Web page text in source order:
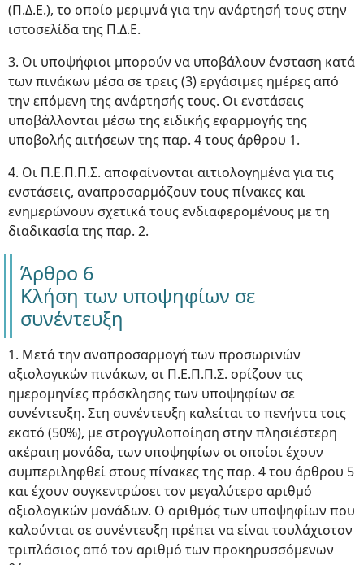
(Π.Δ.Ε.), το οποίο μεριμνά για την ανάρτησή τους στην
ιστοσελίδα της Π.Δ.Ε.
3. Οι υποψήφιοι μπορούν να υποβάλουν ένσταση κατά
των πινάκων μέσα σε τρεις (3) εργάσιμες ημέρες από
την επόμενη της ανάρτησής τους. Οι ενστάσεις
υποβάλλονται μέσω της ειδικής εφαρμογής της
υποβολής αιτήσεων της παρ. 4 τους άρθρου 1.
4. Οι Π.Ε.Π.Π.Σ. αποφαίνονται αιτιολογημένα για τις
ενστάσεις, αναπροσαρμόζουν τους πίνακες και
ενημερώνουν σχετικά τους ενδιαφερομένους με τη
διαδικασία της παρ. 2.
Άρθρο 6
Κλήση των υποψηφίων σε
συνέντευξη
1. Μετά την αναπροσαρμογή των προσωρινών
αξιολογικών πινάκων, οι Π.Ε.Π.Π.Σ. ορίζουν τις
ημερομηνίες πρόσκλησης των υποψηφίων σε
συνέντευξη. Στη συνέντευξη καλείται το πενήντα τοις
εκατό (50%), με στρογγυλοποίηση στην πλησιέστερη
ακέραιη μονάδα, των υποψηφίων οι οποίοι έχουν
συμπεριληφθεί στους πίνακες της παρ. 4 του άρθρου 5
και έχουν συγκεντρώσει τον μεγαλύτερο αριθμό
αξιολογικών μονάδων. Ο αριθμός των υποψηφίων που
καλούνται σε συνέντευξη πρέπει να είναι τουλάχιστον
τριπλάσιος από τον αριθμό των προκηρυσσόμενων